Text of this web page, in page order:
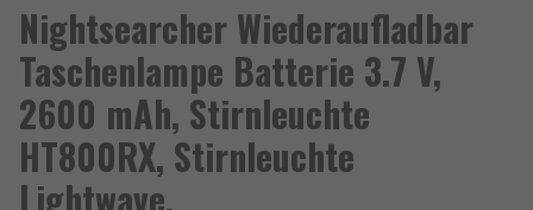
Nightsearcher Wiederaufladbar
Taschenlampe Batterie 3.7 V,
2600 mAh, Stirnleuchte
HT800RX, Stirnleuchte
Lightwave,